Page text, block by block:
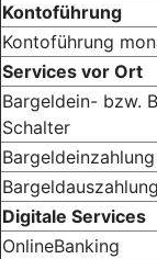
Kontoführung
Kontoführung
Services vor Ort
Bargeldein- bzw.
Schalter
Digitale Services
OnlineBanking